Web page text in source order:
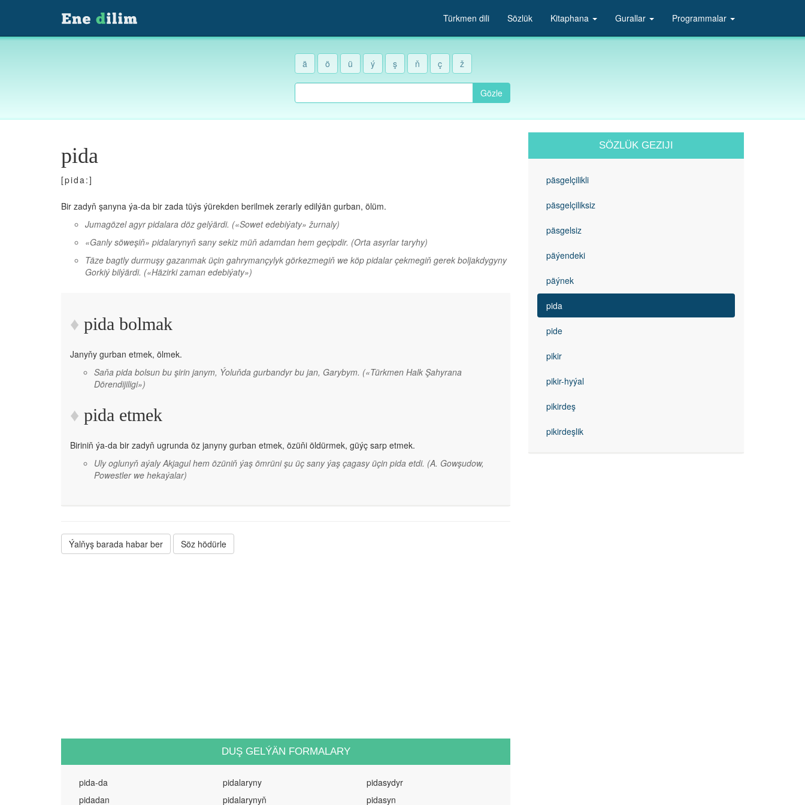
Türkmen dili Sözlük Kitaphana Gurallar Programmalar
ä ö ü ý ş ň ç ž
Gözle
pida
[pida:]
Bir zadyň şanyna ýa-da bir zada tüýs ýürekden berilmek zerarly edilýän gurban, ölüm.
Jumagözel agyr pidalara döz gelýärdi. («Sowet edebiýaty» žurnaly)
«Ganly söweşiň» pidalarynyň sany sekiz müň adamdan hem geçipdir. (Orta asyrlar taryhy)
Täze bagtly durmuşy gazanmak üçin gahrymançylyk görkezmegiň we köp pidalar çekmegiň gerek boljakdygyny
Gorkiý bilýärdi. («Häzirki zaman edebiýaty»)
pida bolmak
Janyňy gurban etmek, ölmek.
Saňa pida bolsun bu şirin janym, Ýoluňda gurbandyr bu jan, Garybym. («Türkmen Halk Şahyrana
Dörendijiligi»)
pida etmek
Biriniň ýa-da bir zadyň ugrunda öz janyny gurban etmek, özüňi öldürmek, güýç sarp etmek.
Uly oglunyň aýaly Akjagul hem özüniň ýaş ömrüni şu üç sany ýaş çagasy üçin pida etdi. (A. Gowşudow,
Powestler we hekaýalar)
Ýalňyş barada habar ber Söz hödürle
DUŞ GELÝÄN FORMALARY
pida-da
pidadan
pidalaryny
pidalarynyň
pidasydyr
pidasyn
SÖZLÜK GEZIJI
päsgelçilikli
päsgelçiliksiz
päsgelsiz
päýendeki
päýnek
pida
pide
pikir
pikir-hyýal
pikirdeş
pikirdeşlik